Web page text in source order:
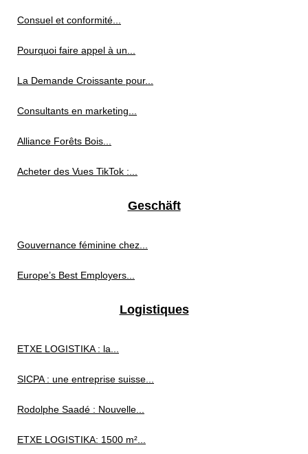
Consuel et conformité...
Pourquoi faire appel à un...
La Demande Croissante pour...
Consultants en marketing...
Alliance Forêts Bois...
Acheter des Vues TikTok :...
Geschäft
Gouvernance féminine chez...
Europe’s Best Employers...
Logistiques
ETXE LOGISTIKA : la...
SICPA : une entreprise suisse...
Rodolphe Saadé : Nouvelle...
ETXE LOGISTIKA: 1500 m²...